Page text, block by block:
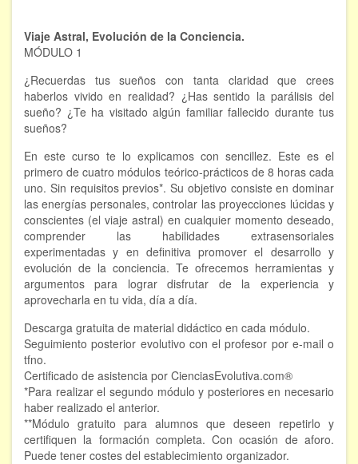
Bioenergía Cuántica Evolutiva
Limpieza de las energías - - Próximamente TALLER
PRÁCTICO
NOTICIAS Y ENTREVISTAS
TERAPIAS
Aura y energías. Limpieza
Sincroinducción. Entrenamiento mental
Hipnosis clínica
Hipnosis proyectiva
Hipnosis regresiva
Bioenergía. Sanación energética
Relajación y autoprotección
DESCARGAS
Viaje Astral, Evolución de la Conciencia.
MÓDULO 1
¿Recuerdas tus sueños con tanta claridad que crees
haberlos vivido en realidad? ¿Has sentido la parálisis del
sueño? ¿Te ha visitado algún familiar fallecido durante tus
sueños?
En este curso te lo explicamos con sencillez. Este es el
primero de cuatro módulos teórico-prácticos de 8 horas cada
uno. Sin requisitos previos*. Su objetivo consiste en dominar
las energías personales, controlar las proyecciones lúcidas y
conscientes (el viaje astral) en cualquier momento deseado,
comprender las habilidades extrasensoriales
experimentadas y en definitiva promover el desarrollo y
evolución de la conciencia. Te ofrecemos herramientas y
argumentos para lograr disfrutar de la experiencia y
aprovecharla en tu vida, día a día.
Descarga gratuita de material didáctico en cada módulo.
Seguimiento posterior evolutivo con el profesor por e-mail o
tfno.
Certificado de asistencia por CienciasEvolutiva.com®
*Para realizar el segundo módulo y posteriores en necesario
haber realizado el anterior.
**Módulo gratuito para alumnos que deseen repetirlo y
certifiquen la formación completa. Con ocasión de aforo.
Puede tener costes del establecimiento organizador.